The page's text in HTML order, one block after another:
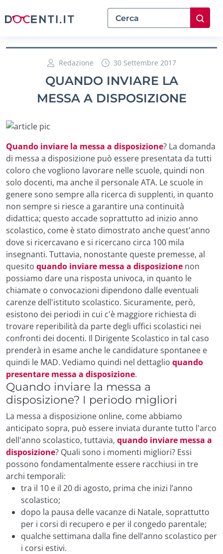
Redazione 30 Settembre 2017
QUANDO INVIARE LA
MESSA A DISPOSIZIONE
Quando inviare la messa a disposizione? La domanda
di messa a disposizione può essere presentata da tutti
coloro che vogliono lavorare nelle scuole, quindi non
solo docenti, ma anche il personale ATA. Le scuole in
genere sono sempre alla ricerca di supplenti, in quanto
non sempre si riesce a garantire una continuità
didattica; questo accade soprattutto ad inizio anno
scolastico, come è stato dimostrato anche quest'anno
dove si ricercavano e si ricercano circa 100 mila
insegnanti. Tuttavia, nonostante queste premesse, al
quesito quando inviare messa a disposizione non
possiamo dare una risposta univoca, in quanto le
chiamate o convocazioni dipendono dalle eventuali
carenze dell'istituto scolastico. Sicuramente, però,
esistono dei periodi in cui c'è maggiore richiesta di
trovare reperibilità da parte degli uffici scolastici nei
confronti dei docenti. Il Dirigente Scolastico in tal caso
prenderà in esame anche le candidature spontanee e
quindi le MAD. Vediamo quindi nel dettaglio quando
presentare messa a disposizione.
Quando inviare la messa a
disposizione? I periodo migliori
La messa a disposizione online, come abbiamo
anticipato sopra, può essere inviata durante tutto l'arco
dell'anno scolastico, tuttavia, quando inviare messa a
disposizione? Quali sono i momenti migliori? Essi
possono fondamentalmente essere racchiusi in tre
archi temporali:
tra il 10 e il 20 di agosto, prima che inizi l’anno
scolastico;
dopo la pausa delle vacanze di Natale, soprattutto
per i corsi di recupero e per il congedo parentale;
qualche settimana dalla fine dell’anno scolastico per
i corsi estivi.